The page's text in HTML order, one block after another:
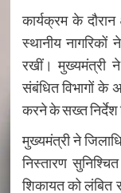
कार्यक्रम के दौरान
स्थानीय
रखीं। मुख्यमंत्री
संबंधित विभागों के
करने के सख्त निर्देश
मुख्यमंत्री ने
निस्तारण
शिकायत को लंबित